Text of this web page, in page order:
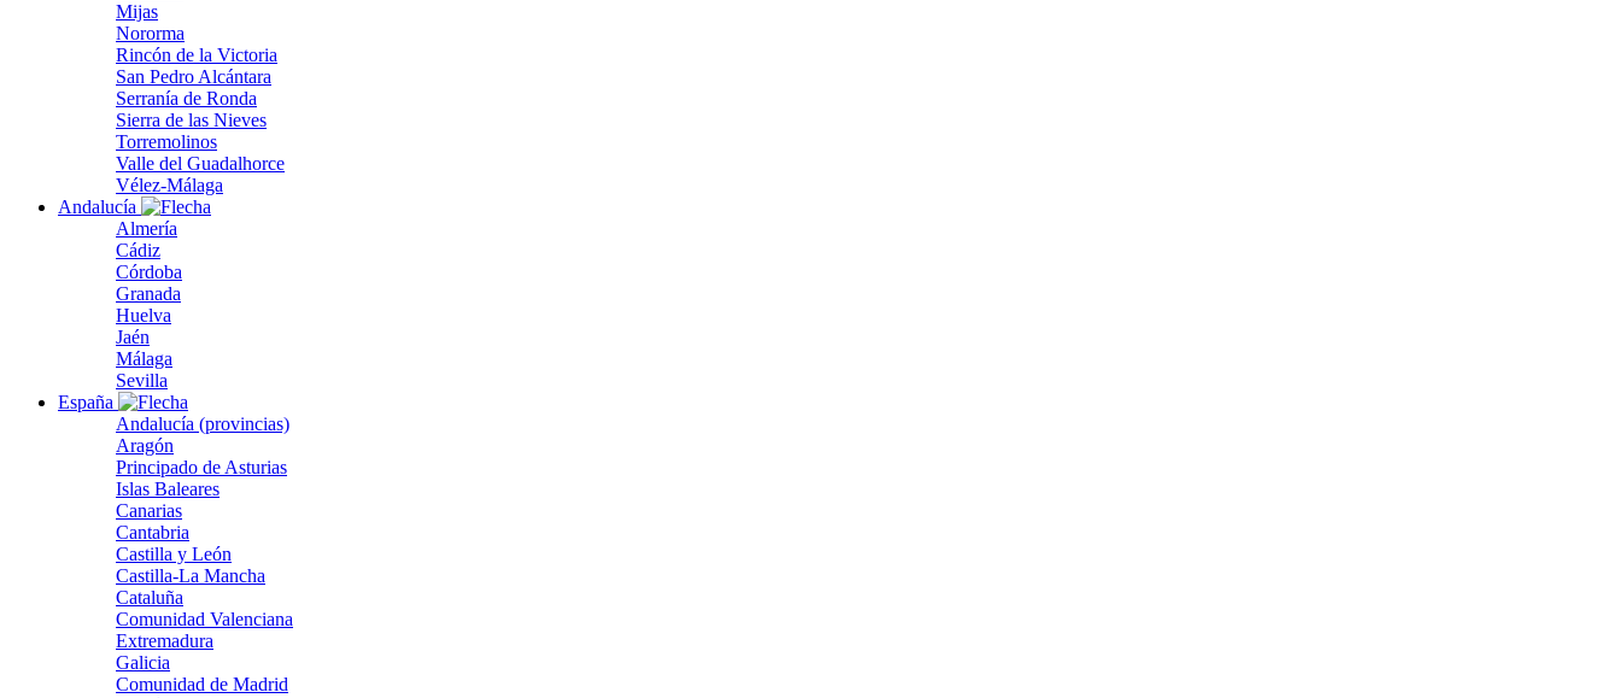
Mijas
Nororma
Rincón de la Victoria
San Pedro Alcántara
Serranía de Ronda
Sierra de las Nieves
Torremolinos
Valle del Guadalhorce
Vélez-Málaga
Andalucía
Almería
Cádiz
Córdoba
Granada
Huelva
Jaén
Málaga
Sevilla
España
Andalucía (provincias)
Aragón
Principado de Asturias
Islas Baleares
Canarias
Cantabria
Castilla y León
Castilla-La Mancha
Cataluña
Comunidad Valenciana
Extremadura
Galicia
Comunidad de Madrid